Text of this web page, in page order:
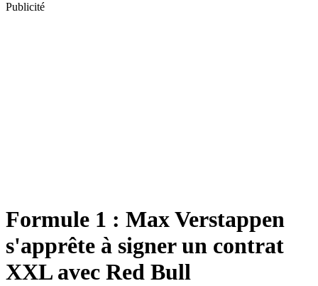
Publicité
Formule 1 : Max Verstappen
s'apprête à signer un contrat
XXL avec Red Bull